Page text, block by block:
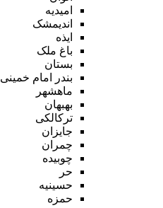
امیدیه
اندیمشک
ایذه
باغ ملک
بستان
بندر امام خمینی
ماهشهر
بهبهان
ترکالکی
جایزان
چمران
چوبیده
حر
حسینیه
حمزه